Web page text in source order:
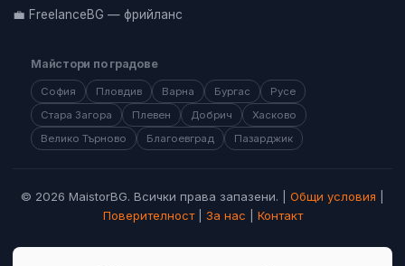
💼 FreelanceBG — фрийланс
Майстори по градове
София Пловдив Варна Бургас
Русе
Стара Загора
Плевен Добрич
Хасково
Велико Търново
Благоевград Пазарджик
© 2026 MaistorBG. Всички права запазени. | Общи условия
Поверителност| За нас Контакт